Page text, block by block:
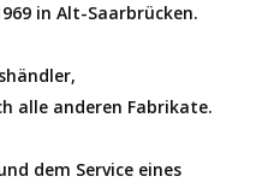
in Alt-Saarbrücken.
alle anderen Fabrikate.
dem Service eines